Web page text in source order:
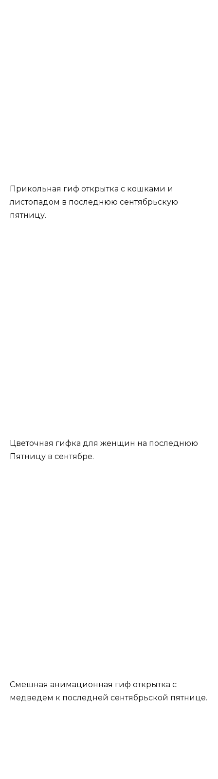
Прикольная гиф открытка с кошками и
листопадом в последнюю сентябрьскую
пятницу.
Цветочная гифка для женщин на последнюю
Пятницу в сентябре.
Смешная анимационная гиф открытка с
медведем к последней сентябрьской пятнице.